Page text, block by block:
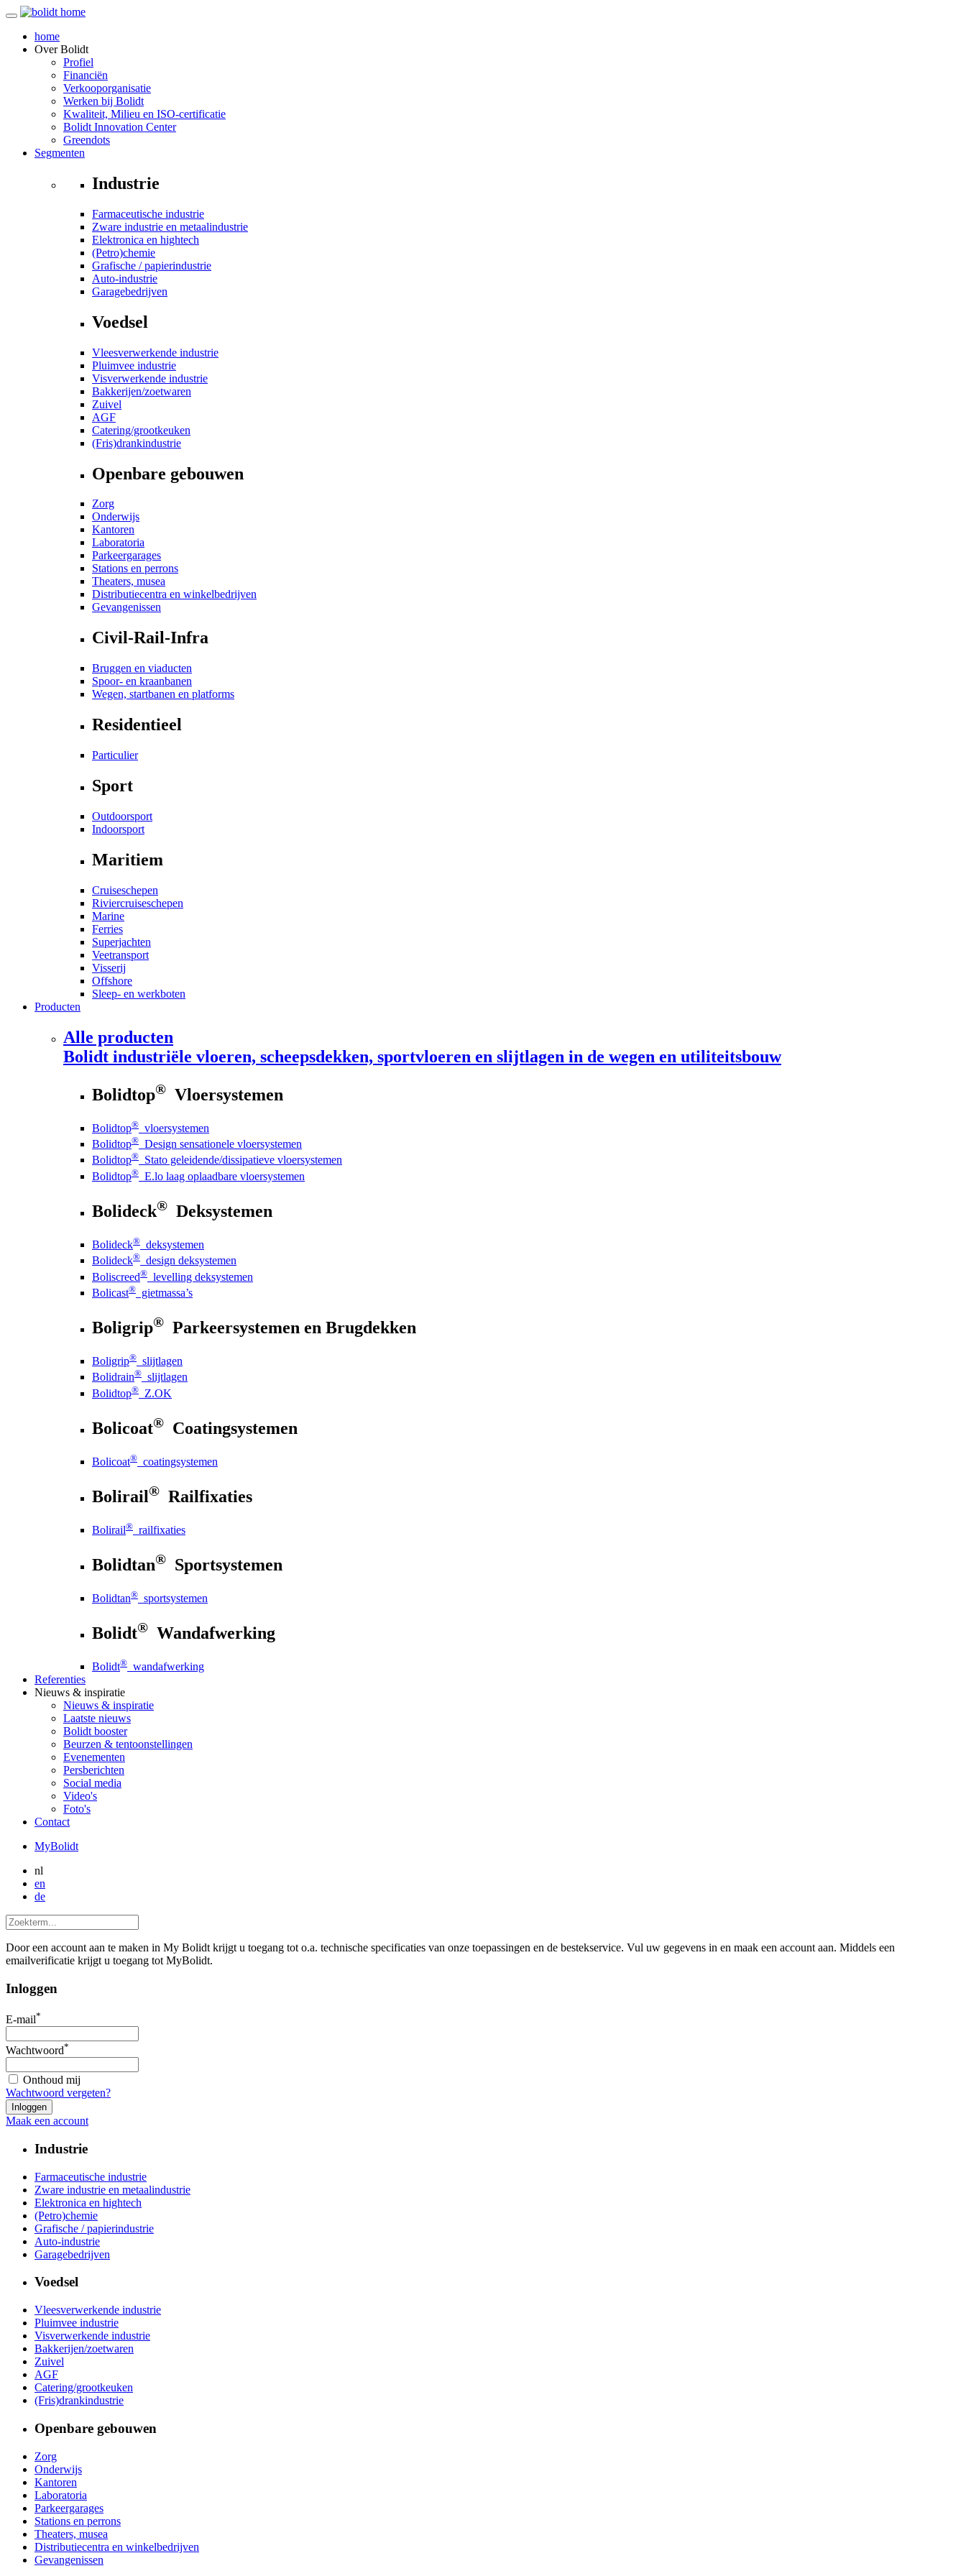
home
OverBolidt
Profiel
Financiën
Verkooporganisatie
Werken bij Bolidt
Kwaliteit, Milieu en ISO-certificatie
Bolidt Innovation Center
Greendots
Segmenten
Industrie
Farmaceutische industrie
Zware industrie en metaalindustrie
Elektronica en hightech
(Petro)chemie
Grafische / papierindustrie
Auto-industrie
Garagebedrijven
Voedsel
Vleesverwerkende industrie
Pluimvee industrie
Visverwerkende industrie
Bakkerijen/zoetwaren
Zuivel
AGF
Catering/grootkeuken
(Fris)drankindustrie
Openbare gebouwen
Zorg
Onderwijs
Kantoren
Laboratoria
Parkeergarages
Stations en perrons
Theaters, musea
Distributiecentra en winkelbedrijven
Gevangenissen
Civil-Rail-Infra
Bruggen en viaducten
Spoor- en kraanbanen
Wegen, startbanen en platforms
Residentieel
Particulier
Sport
Outdoorsport
Indoorsport
Maritiem
Cruiseschepen
Riviercruiseschepen
Marine
Ferries
Superjachten
Veetransport
Visserij
Offshore
Sleep- en werkboten
Producten
Alle producten
Bolidt industriële vloeren, scheepsdekken, sportvloeren en slijtlagen in de wegen en utiliteitsbouw
Bolidtop® Vloersystemen
Bolidtop® vloersystemen
Bolidtop® Design sensationele vloersystemen
Bolidtop® Stato geleidende/dissipatieve vloersystemen
Bolidtop® E.lo laag oplaadbare vloersystemen
Bolideck® Deksystemen
Bolideck® deksystemen
Bolideck® design deksystemen
Boliscreed® levelling deksystemen
Bolicast® gietmassa’s
Boligrip® Parkeersystemen en Brugdekken
Boligrip® slijtlagen
Bolidrain® slijtlagen
Bolidtop® Z.OK
Bolicoat® Coatingsystemen
Bolicoat® coatingsystemen
Bolirail® Railfixaties
Bolirail® railfixaties
Bolidtan® Sportsystemen
Bolidtan® sportsystemen
Bolidt® Wandafwerking
Bolidt® wandafwerking
Referenties
Nieuws & inspiratie
Nieuws & inspiratie
Laatste nieuws
Bolidt booster
Beurzen & tentoonstellingen
Evenementen
Persberichten
Social media
Video's
Foto's
Contact
MyBolidt
nl
en
de
Door een account aan te maken in My Bolidt krijgt u toegang tot o.a. technische specificaties van onze toepassingen en de bestekservice. Vul uw gegevens in en maak een account aan. Middels een
emailverificatie krijgt u toegang tot MyBolidt.
Inloggen
E-mail*
Wachtwoord*
Onthoud mij
Wachtwoord vergeten?
Maak een account
Industrie
Farmaceutische industrie
Zware industrie en metaalindustrie
Elektronica en hightech
(Petro)chemie
Grafische / papierindustrie
Auto-industrie
Garagebedrijven
Voedsel
Vleesverwerkende industrie
Pluimvee industrie
Visverwerkende industrie
Bakkerijen/zoetwaren
Zuivel
AGF
Catering/grootkeuken
(Fris)drankindustrie
Openbare gebouwen
Zorg
Onderwijs
Kantoren
Laboratoria
Parkeergarages
Stations en perrons
Theaters, musea
Distributiecentra en winkelbedrijven
Gevangenissen